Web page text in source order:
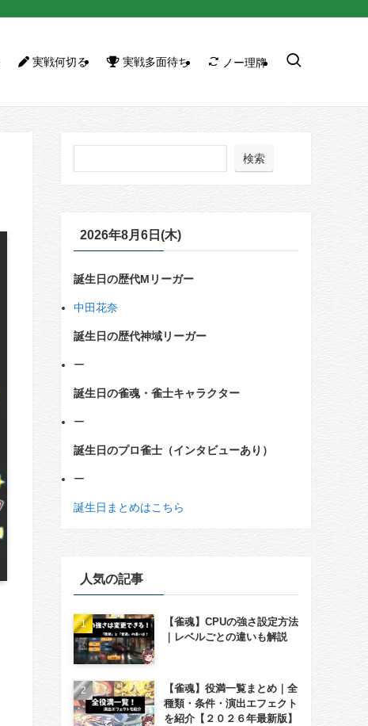
実戦何切る 実戦多面待ち ノー理牌
検索
2026年8月6日(木)
誕生日の歴代Mリーガー
中田花奈
誕生日の歴代神域リーガー
ー
誕生日の雀魂・雀士キャラクター
ー
誕生日のプロ雀士（インタビューあり）
ー
誕生日まとめはこちら
人気の記事
【雀魂】CPUの強さ設定方法
｜レベルごとの違いも解説
【雀魂】役満一覧まとめ｜全
種類・条件・演出エフェクト
を紹介【２０２６年最新版】